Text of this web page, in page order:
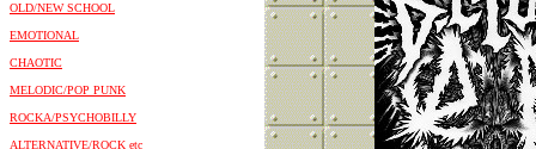
OLD/NEW SCHOOL
EMOTIONAL
CHAOTIC
MELODIC/POP PUNK
ROCKA/PSYCHOBILLY
ALTERNATIVE/ROCK etc